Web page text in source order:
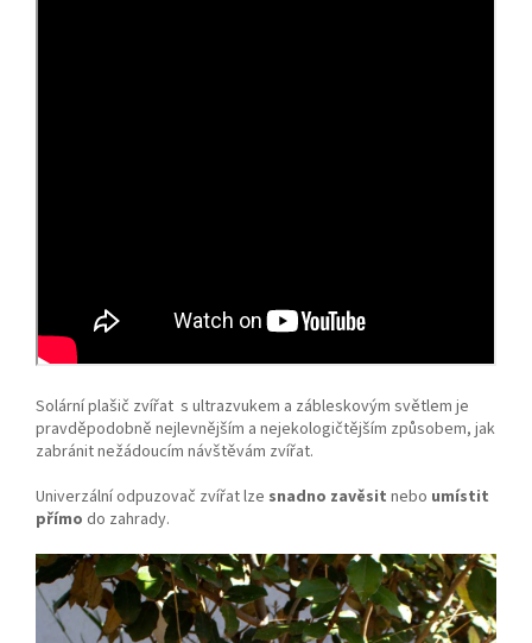
Solární plašič zvířat s ultrazvukem a zábleskovým světlem je
pravděpodobně nejlevnějším a nejekologičtějším způsobem, jak
zabránit nežádoucím návštěvám zvířat.
Univerzální odpuzovač zvířat lze snadno zavěsit nebo umístit
přímo do zahrady.